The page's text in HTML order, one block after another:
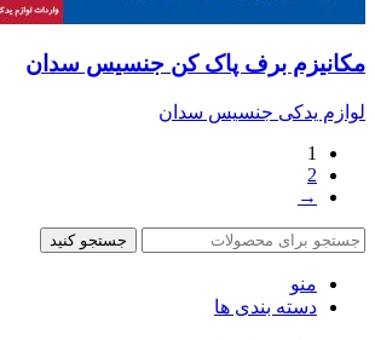
مکانیزم برف پاک کن جنسیس سدان
لوازم یدکی جنسیس سدان
1
2
→
جستجو کنید
منو
دسته بندی ها